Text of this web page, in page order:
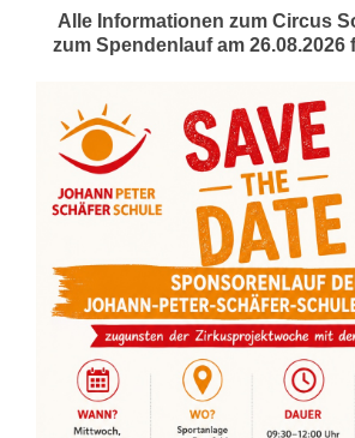
Alle Informationen zum Circus
zum Spendenlauf am 26.08.2026